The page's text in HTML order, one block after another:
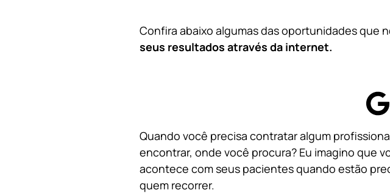
Confira abaixo algumas das oportunidades que
seus resultados através da internet.
Quando você precisa contratar algum
encontrar, onde você procura? Eu imagino que
acontece com seus pacientes quando estão
quem recorrer.